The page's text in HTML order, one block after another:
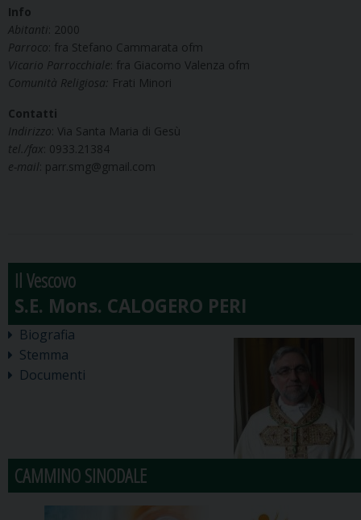
Info
Abitanti : 2000
Parroco : fra Stefano Cammarata ofm
Vicario Parrocchiale : fra Giacomo Valenza ofm
Comunità Religiosa: Frati Minori
Contatti
Indirizzo : Via Santa Maria di Gesù
tel./fax : 0933.21384
e-mail : parr.smg@gmail.com
Il Vescovo
Biografia
Stemma
Documenti
CAMMINO SINODALE